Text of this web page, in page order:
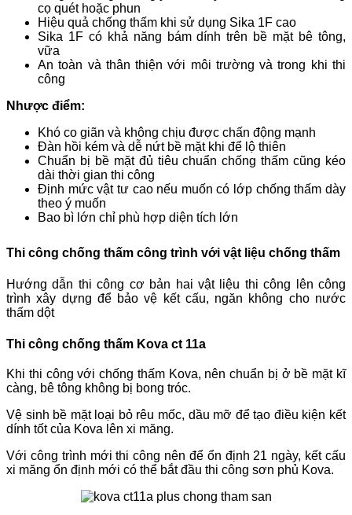
cọ quét hoặc phun
Hiệu quả chống thấm khi sử dụng Sika 1F cao
Sika 1F có khả năng bám dính trên bề mặt bê tông,
vữa
An toàn và thân thiện với môi trường và trong khi thi
công
Nhược điểm:
Khó co giãn và không chịu được chấn động mạnh
Đàn hồi kém và dễ nứt bề mặt khi để lộ thiên
Chuẩn bị bề mặt đủ tiêu chuẩn chống thấm cũng kéo
dài thời gian thi công
Định mức vật tư cao nếu muốn có lớp chống thấm dày
theo ý muốn
Bao bì lớn chỉ phù hợp diện tích lớn
Thi công chống thấm công trình với vật liệu chống thấm
Hướng dẫn thi công cơ bản hai vật liệu thi công lên công
trình xây dựng để bảo vệ kết cấu, ngăn không cho nước
thấm dột
Thi công chống thấm Kova ct 11a
Khi thi công với chống thấm Kova, nên chuẩn bị ở bề mặt kĩ
càng, bê tông không bị bong tróc.
Vệ sinh bề mặt loại bỏ rêu mốc, dầu mỡ để tạo điều kiện kết
dính tốt của Kova lên xi măng.
Với công trình mới thi công nên để ổn định 21 ngày, kết cấu
xi măng ổn định mới có thể bắt đầu thi công sơn phủ Kova.